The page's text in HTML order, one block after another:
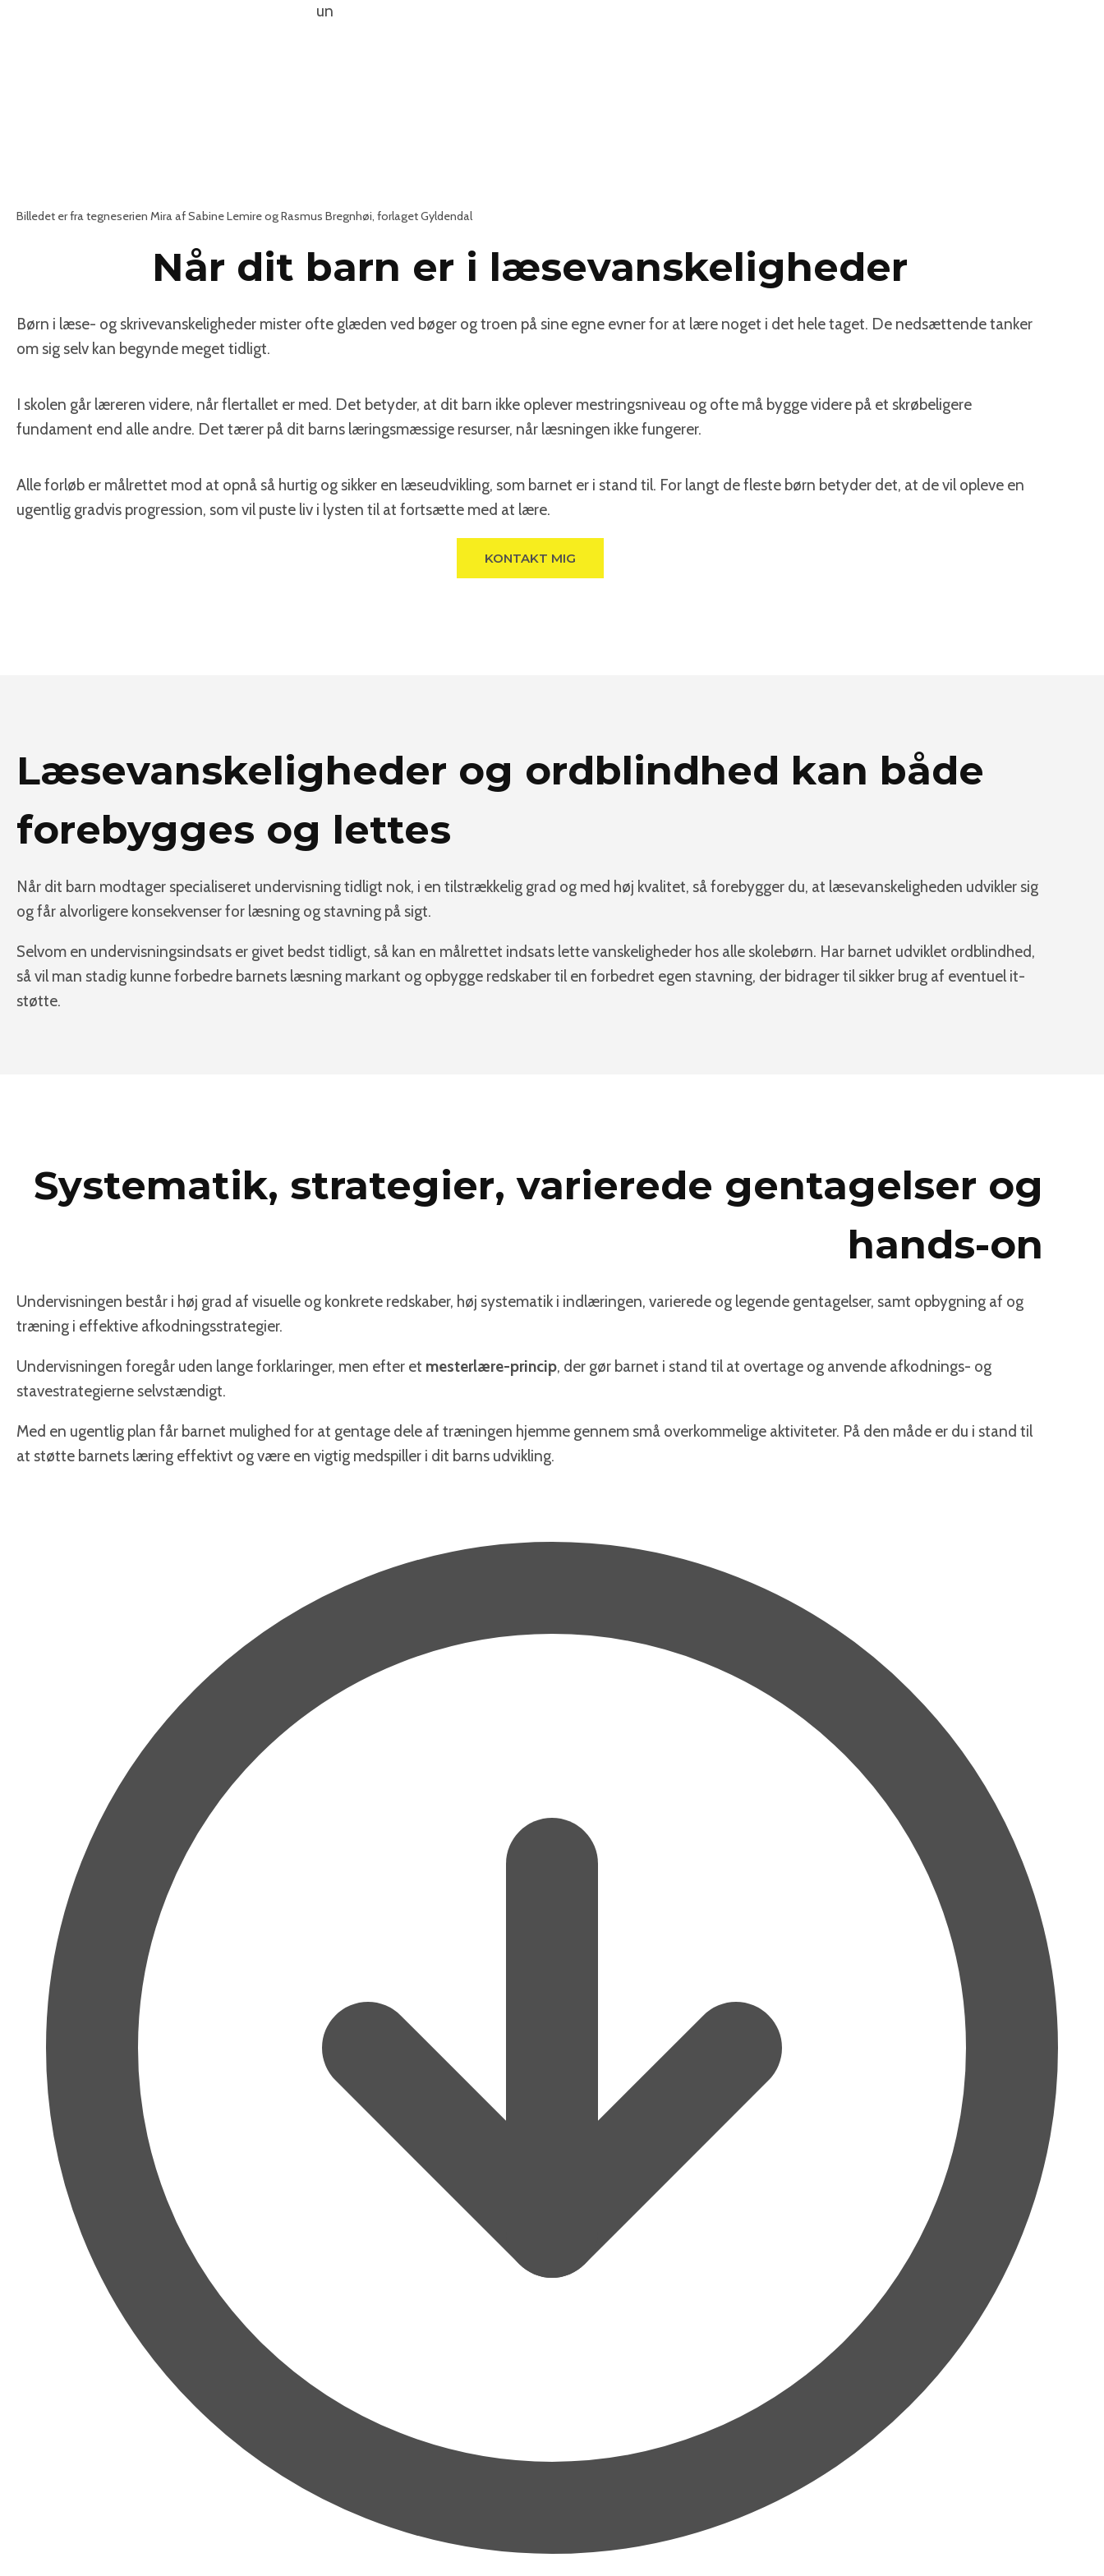
un
Billedet er fra tegneserien Mira af Sabine Lemire og Rasmus Bregnhøi, forlaget Gyldendal
Når dit barn er i læsevanskeligheder
Børn i læse- og skrivevanskeligheder mister ofte glæden ved bøger og troen på sine egne evner for at lære noget i det hele taget. De nedsættende tanker
om sig selv kan begynde meget tidligt.
I skolen går læreren videre, når flertallet er med. Det betyder, at dit barn ikke oplever mestringsniveau og ofte må bygge videre på et skrøbeligere
fundament end alle andre. Det tærer på dit barns læringsmæssige resurser, når læsningen ikke fungerer.
Alle forløb er målrettet mod at opnå så hurtig og sikker en læseudvikling, som barnet er i stand til. For langt de fleste børn betyder det, at de vil opleve en
ugentlig gradvis progression, som vil puste liv i lysten til at fortsætte med at lære.
KONTAKT MIG
Læsevanskeligheder og ordblindhed kan både
forebygges og lettes
Når dit barn modtager specialiseret undervisning tidligt nok, i en tilstrækkelig grad og med høj kvalitet, så forebygger du, at læsevanskeligheden udvikler sig
og får alvorligere konsekvenser for læsning og stavning på sigt.
Selvom en undervisningsindsats er givet bedst tidligt, så kan en målrettet indsats lette vanskeligheder hos alle skolebørn. Har barnet udviklet ordblindhed,
så vil man stadig kunne forbedre barnets læsning markant og opbygge redskaber til en forbedret egen stavning, der bidrager til sikker brug af eventuel it-
støtte.
Systematik, strategier, varierede gentagelser og
hands-on
Undervisningen består i høj grad af visuelle og konkrete redskaber, høj systematik i indlæringen, varierede og legende gentagelser, samt opbygning af og
træning i effektive afkodningsstrategier.
Undervisningen foregår uden lange forklaringer, men efter et mesterlære-princip, der gør barnet i stand til at overtage og anvende afkodnings- og
stavestrategierne selvstændigt.
Med en ugentlig plan får barnet mulighed for at gentage dele af træningen hjemme gennem små overkommelige aktiviteter. På den måde er du i stand til
at støtte barnets læring effektivt og være en vigtig medspiller i dit barns udvikling.